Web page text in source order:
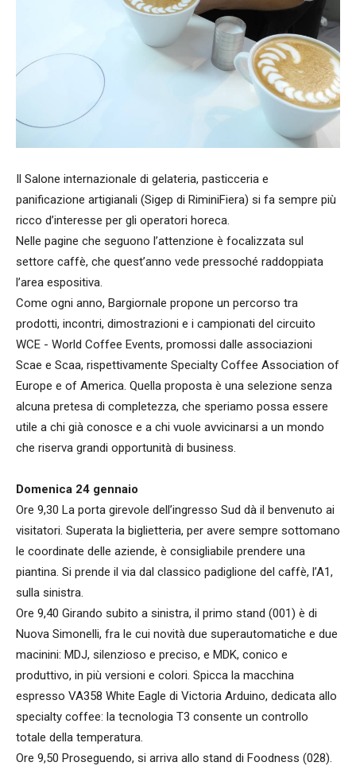
Il Salone internazionale di gelateria, pasticceria e
panificazione artigianali (Sigep di RiminiFiera) si fa sempre più
ricco d’interesse per gli operatori horeca.
Nelle pagine che seguono l’attenzione è focalizzata sul
settore caffè, che quest’anno vede pressoché raddoppiata
l’area espositiva.
Come ogni anno, Bargiornale propone un percorso tra
prodotti, incontri, dimostrazioni e i campionati del circuito
WCE - World Coffee Events, promossi dalle associazioni
Scae e Scaa, rispettivamente Specialty Coffee Association of
Europe e of America. Quella proposta è una selezione senza
alcuna pretesa di completezza, che speriamo possa essere
utile a chi già conosce e a chi vuole avvicinarsi a un mondo
che riserva grandi opportunità di business.
Domenica 24 gennaio
Ore 9,30 La porta girevole dell’ingresso Sud dà il benvenuto ai
visitatori. Superata la biglietteria, per avere sempre sottomano
le coordinate delle aziende, è consigliabile prendere una
piantina. Si prende il via dal classico padiglione del caffè, l’A1,
sulla sinistra.
Ore 9,40 Girando subito a sinistra, il primo stand (001) è di
Nuova Simonelli, fra le cui novità due superautomatiche e due
macinini: MDJ, silenzioso e preciso, e MDK, conico e
produttivo, in più versioni e colori. Spicca la macchina
espresso VA358 White Eagle di Victoria Arduino, dedicata allo
specialty coffee: la tecnologia T3 consente un controllo
totale della temperatura.
Ore 9,50 Proseguendo, si arriva allo stand di Foodness (028).